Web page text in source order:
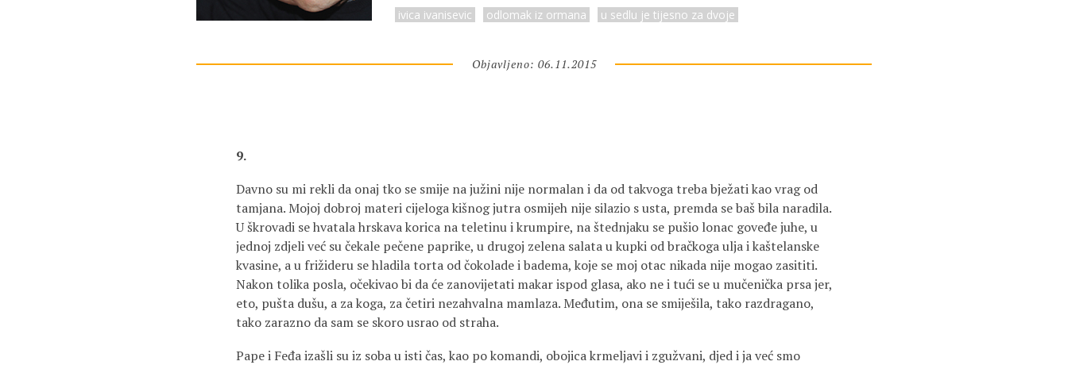
ivica ivanisevic odlomak iz ormana u sedlu je tijesno za dvoje
Objavljeno: 06.11.2015
9.
Davno su mi rekli da onaj tko se smije na južini nije normalan i da od takvoga treba bježati kao vrag od
tamjana. Mojoj dobroj materi cijeloga kišnog jutra osmijeh nije silazio s usta, premda se baš bila naradila.
U škrovadi se hvatala hrskava korica na teletinu i krumpire, na štednjaku se pušio lonac goveđe juhe, u
jednoj zdjeli već su čekale pečene paprike, u drugoj zelena salata u kupki od bračkoga ulja i kaštelanske
kvasine, a u frižideru se hladila torta od čokolade i badema, koje se moj otac nikada nije mogao zasititi.
Nakon tolika posla, očekivao bi da će zanovijetati makar ispod glasa, ako ne i tući se u mučenička prsa jer,
eto, pušta dušu, a za koga, za četiri nezahvalna mamlaza. Međutim, ona se smiješila, tako razdragano,
tako zarazno da sam se skoro usrao od straha.
Pape i Feđa izašli su iz soba u isti čas, kao po komandi, obojica krmeljavi i zgužvani, djed i ja već smo